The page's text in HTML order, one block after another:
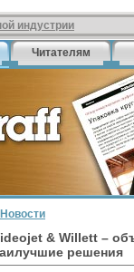
индустрии
Читателям
Новости
& Willett –
решения